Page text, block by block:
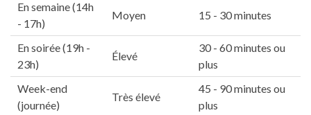
En semaine (14h
- 17h)
Moyen 15 - 30 minutes
En soirée (19h -
23h)
Élevé
30 - 60 minutes ou
plus
Week-end
(journée)
Très élevé
45 - 90 minutes ou
plus